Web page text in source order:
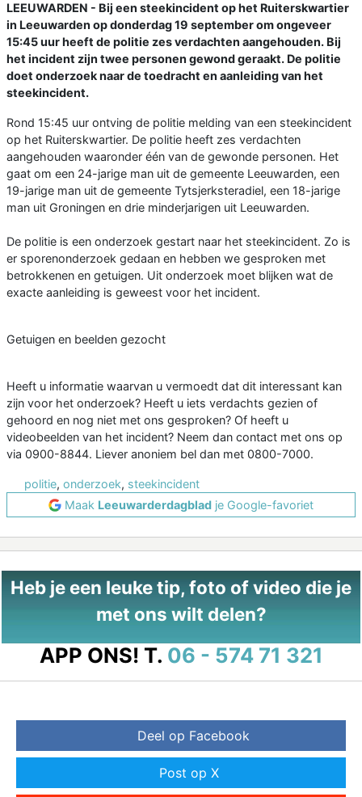
LEEUWARDEN - Bij een steekincident op het Ruiterskwartier
in Leeuwarden op donderdag 19 september om ongeveer
15:45 uur heeft de politie zes verdachten aangehouden. Bij
het incident zijn twee personen gewond geraakt. De politie
doet onderzoek naar de toedracht en aanleiding van het
steekincident.
Rond 15:45 uur ontving de politie melding van een steekincident
op het Ruiterskwartier. De politie heeft zes verdachten
aangehouden waaronder één van de gewonde personen. Het
gaat om een 24-jarige man uit de gemeente Leeuwarden, een
19-jarige man uit de gemeente Tytsjerksteradiel, een 18-jarige
man uit Groningen en drie minderjarigen uit Leeuwarden.
De politie is een onderzoek gestart naar het steekincident. Zo is
er sporenonderzoek gedaan en hebben we gesproken met
betrokkenen en getuigen. Uit onderzoek moet blijken wat de
exacte aanleiding is geweest voor het incident.
Getuigen en beelden gezocht
Heeft u informatie waarvan u vermoedt dat dit interessant kan
zijn voor het onderzoek? Heeft u iets verdachts gezien of
gehoord en nog niet met ons gesproken? Of heeft u
videobeelden van het incident? Neem dan contact met ons op
via 0900-8844. Liever anoniem bel dan met 0800-7000.
politie, onderzoek, steekincident
Maak Leeuwarderdagblad je Google-favoriet
Heb je een leuke tip, foto of video die je
met ons wilt delen?
APP ONS! T. 06 - 574 71 321
Deel op Facebook
Post op X